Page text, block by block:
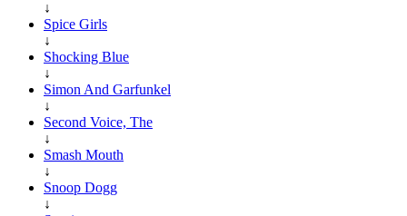
↓
Spice Girls
↓
Shocking Blue
↓
Simon And Garfunkel
↓
Second Voice, The
↓
Smash Mouth
↓
Snoop Dogg
↓